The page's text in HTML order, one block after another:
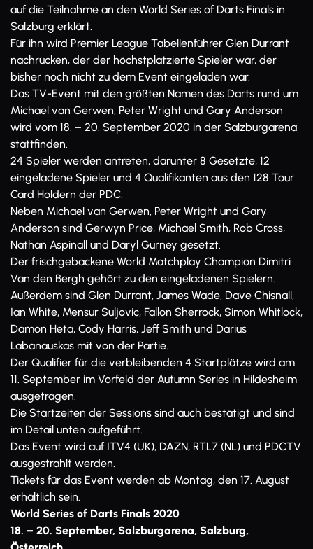
auf die Teilnahme an den World Series of Darts Finals in
Salzburg erklärt.
Für ihn wird Premier League Tabellenführer Glen Durrant
nachrücken, der der höchstplatzierte Spieler war, der
bisher noch nicht zu dem Event eingeladen war.
Das TV-Event mit den größten Namen des Darts rund um
Michael van Gerwen, Peter Wright und Gary Anderson
wird vom 18. – 20. September 2020 in der Salzburgarena
stattfinden.
24 Spieler werden antreten, darunter 8 Gesetzte, 12
eingeladene Spieler und 4 Qualifikanten aus den 128 Tour
Card Holdern der PDC.
Neben Michael van Gerwen, Peter Wright und Gary
Anderson sind Gerwyn Price, Michael Smith, Rob Cross,
Nathan Aspinall und Daryl Gurney gesetzt.
Der frischgebackene World Matchplay Champion Dimitri
Van den Bergh gehört zu den eingeladenen Spielern.
Außerdem sind Glen Durrant, James Wade, Dave Chisnall,
Ian White, Mensur Suljovic, Fallon Sherrock, Simon Whitlock,
Damon Heta, Cody Harris, Jeff Smith und Darius
Labanauskas mit von der Partie.
Der Qualifier für die verbleibenden 4 Startplätze wird am
11. September im Vorfeld der Autumn Series in Hildesheim
ausgetragen.
Die Startzeiten der Sessions sind auch bestätigt und sind
im Detail unten aufgeführt.
Das Event wird auf ITV4 (UK), DAZN, RTL7 (NL) und PDCTV
ausgestrahlt werden.
Tickets für das Event werden ab Montag, den 17. August
erhältlich sein.
World Series of Darts Finals 2020
18. – 20. September, Salzburgarena, Salzburg,